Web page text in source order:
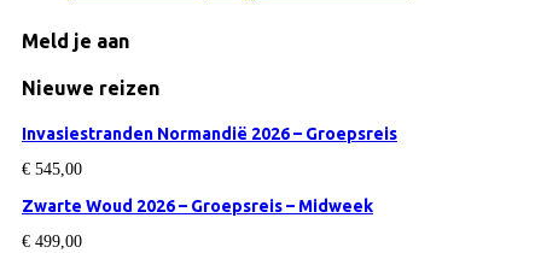
Meld je aan
Nieuwe reizen
Invasiestranden Normandië 2026 – Groepsreis
€ 545,00
Zwarte Woud 2026 – Groepsreis – Midweek
€ 499,00